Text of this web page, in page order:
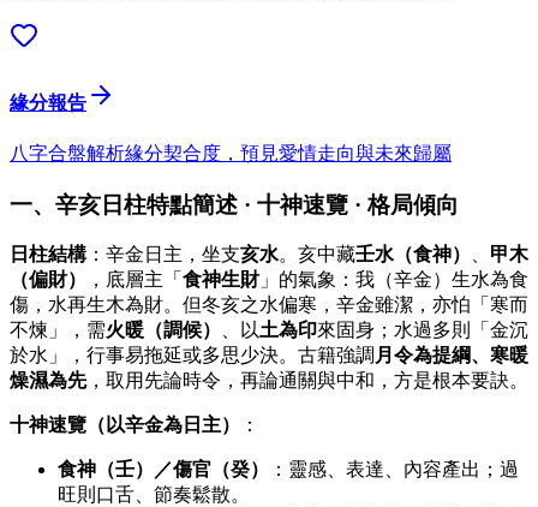
緣分報告
八字合盤解析緣分契合度，預見愛情走向與未來歸屬
一、辛亥日柱特點簡述 · 十神速覽 · 格局傾向
日柱結構：辛金日主，坐支亥水。亥中藏壬水（食神）
甲木
（偏財）
，底層主「 食神生財」的氣象：我（辛金）生水為食
傷，水再生木為財。但冬亥之水偏寒，辛金雖潔，亦怕「寒而
不煉」，需火暖（調候） 、以土為印來固身；水過多則「金沉
於水」，行事易拖延或多思少決。古籍強調 月令為提綱、寒暖
燥濕為先，取用先論時令，再論通關與中和，方是根本要訣。
十神速覽（以辛金為日主） ：
食神（壬）／傷官（癸）
：靈感、表達、內容產出；過
旺則口舌、節奏鬆散。